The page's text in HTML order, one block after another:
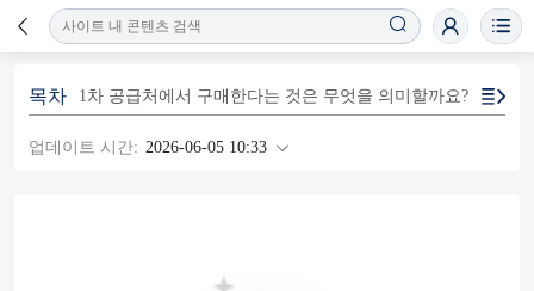
목차 1차 공급처에서 구매한다는 것은 무엇을 의미할까요?
업데이트 시간: 2026-06-05 10:33